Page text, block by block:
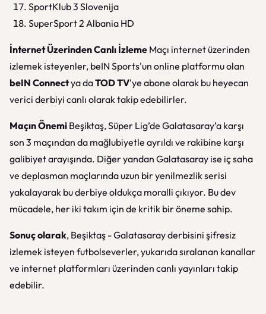
SportKlub 3 Slovenija
SuperSport 2 Albania HD
İnternet Üzerinden Canlı İzleme Maçı internet üzerinden
izlemek isteyenler, beIN Sports'un online platformu olan
beIN Connectya daTOD TV'ye abone olarak bu heyecan
verici derbiyi canlı olarak takip edebilirler.
Maçın Önemi Beşiktaş, Süper Lig’de Galatasaray’a karşı
son 3 maçından da mağlubiyetle ayrıldı ve rakibine karşı
galibiyet arayışında. Diğer yandan Galatasaray ise iç saha
ve deplasman maçlarında uzun bir yenilmezlik serisi
yakalayarak bu derbiye oldukça moralli çıkıyor. Bu dev
mücadele, her iki takım için de kritik bir öneme sahip.
Sonuç olarak, Beşiktaş - Galatasaray derbisini şifresiz
izlemek isteyen futbolseverler, yukarıda sıralanan kanallar
ve internet platformları üzerinden canlı yayınları takip
edebilir.